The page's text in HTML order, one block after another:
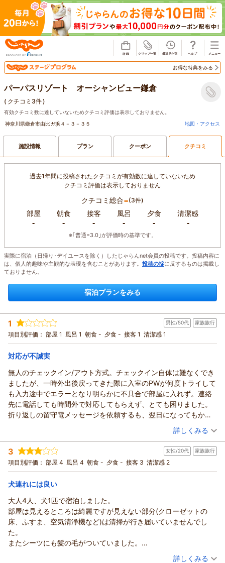
お得な特典をみる
パーパスリゾート オーシャンビュー鎌倉
( クチコミ3件)
有効クチコミ数に達していないためクチコミ評価は表示しておりません。
神奈川県鎌倉市由比ガ浜４－３－３５
地図・アクセス
施設情報 プラン クーポン クチコミ
過去1年間に投稿されたクチコミが有効数に達していないため
クチコミ評価は表示しておりません
クチコミ総合-(3件)
部屋
-
朝食
-
接客
-
風呂
-
夕食
-
清潔感
-
※｢普通=3.0｣が評価時の基準です。
実際に宿泊（日帰り･デイユースを除く）したじゃらんnet会員の投稿です。投稿内容に
は、個人的趣味や主観的な表現を含むことがあります。 投稿の掟に反するものは掲載し
ておりません。
宿泊プランをみる
1 男性/50代 家族旅行
項目別評価： 部屋 1 風呂 1 朝食 - 夕食 - 接客 1 清潔感 1
対応が不誠実
無人のチェックイン/アウト方式。チェックイン自体は難なくでき
ましたが、一時外出後戻ってきた際に入室のPWが何度トライして
も入力途中でエラーとなり明らかに不具合で部屋に入れず。連絡
先に電話しても時間外で対応してもらえず、とても困りました。
折り返しの留守電メッセージを依頼するも、翌日になってもかか
（投稿日：2026/03/17）
宿泊時期： 2026年03月宿泊 (家族旅行)
投稿者： オカドさん
宿泊プラン： ◆◆ 1フロア貸切りプラン 由比ガ浜海岸1分・和田塚駅6分・
全室ペット可・キッチン付 ◆◆
和洋室 食事なし
宿泊価格帯： 10,001～11,000円(大人一人あたり/税込)
パーパスリゾート オーシャンビュー鎌倉からの返信
この度は「パーパスリゾート オーシャンビュー鎌倉」にご宿
泊いただき
誠にありがとうございました。
入室時のパスワード不具合によりお部屋へお戻りいただけなか
詳しくみる
3 女性/20代 家族旅行
項目別評価： 部屋 4 風呂 4 朝食 - 夕食 - 接客 3 清潔感 2
犬連れには良い
大人4人、犬1匹で宿泊しました。
部屋は見えるところは綺麗ですが見えない部分(クローゼットの
床、ふすま、空気清浄機など)は清掃が行き届いていませんでし
た。
またシーツにも髪の毛がついていました。
予約時や駐車場の案内などの対応はとても良く、スムーズでし
（投稿日：2026/03/05）
詳しくみる